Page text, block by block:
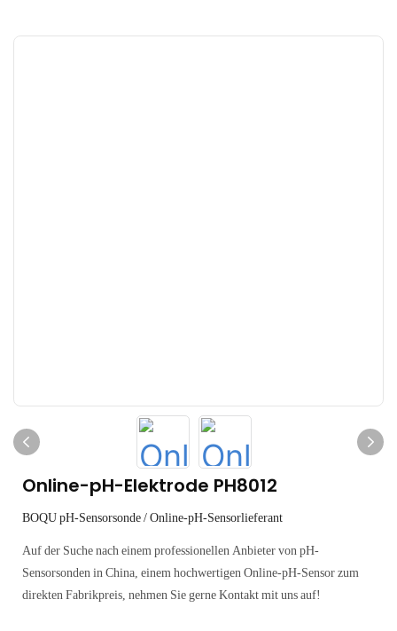
Online-pH-Elektrode PH8012
BOQU pH-Sensorsonde / Online-pH-Sensorlieferant
Auf der Suche nach einem professionellen Anbieter von pH-
Sensorsonden in China, einem hochwertigen Online-pH-Sensor zum
direkten Fabrikpreis, nehmen Sie gerne Kontakt mit uns auf!